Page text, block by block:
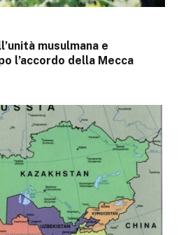
musulmana e
l’accordo della Mecca